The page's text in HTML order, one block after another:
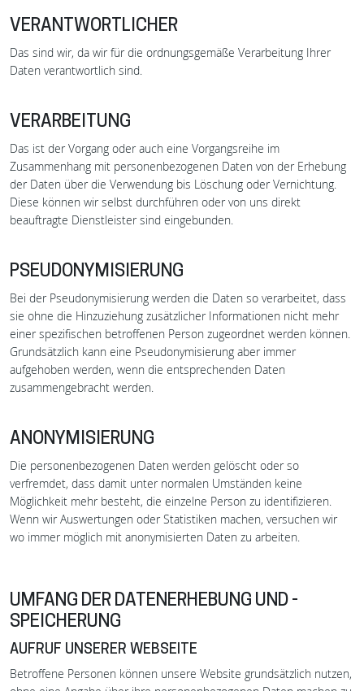
VERANTWORTLICHER
Das sind wir, da wir für die ordnungsgemäße Verarbeitung Ihrer
Daten verantwortlich sind.
VERARBEITUNG
Das ist der Vorgang oder auch eine Vorgangsreihe im
Zusammenhang mit personenbezogenen Daten von der Erhebung
der Daten über die Verwendung bis Löschung oder Vernichtung.
Diese können wir selbst durchführen oder von uns direkt
beauftragte Dienstleister sind eingebunden.
PSEUDONYMISIERUNG
Bei der Pseudonymisierung werden die Daten so verarbeitet, dass
sie ohne die Hinzuziehung zusätzlicher Informationen nicht mehr
einer spezifischen betroffenen Person zugeordnet werden können.
Grundsätzlich kann eine Pseudonymisierung aber immer
aufgehoben werden, wenn die entsprechenden Daten
zusammengebracht werden.
ANONYMISIERUNG
Die personenbezogenen Daten werden gelöscht oder so
verfremdet, dass damit unter normalen Umständen keine
Möglichkeit mehr besteht, die einzelne Person zu identifizieren.
Wenn wir Auswertungen oder Statistiken machen, versuchen wir
wo immer möglich mit anonymisierten Daten zu arbeiten.
UMFANG DER DATENERHEBUNG UND -
SPEICHERUNG
AUFRUF UNSERER WEBSEITE
Betroffene Personen können unsere Website grundsätzlich nutzen,